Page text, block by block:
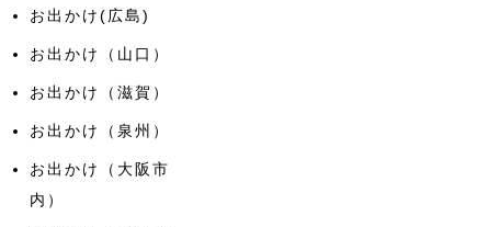
お出かけ(広島)
お出かけ（山口）
お出かけ（滋賀）
お出かけ（泉州）
お出かけ（大阪市
内）